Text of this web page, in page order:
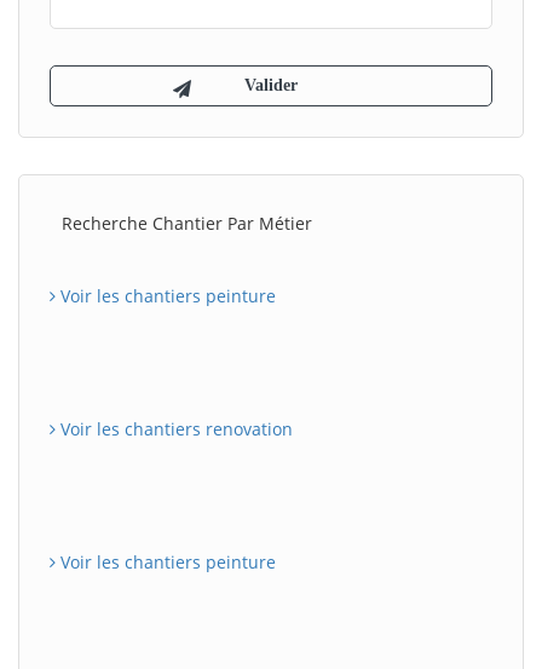
Recherche Chantier Par Métier
Voir les chantiers peinture
Voir les chantiers renovation
Voir les chantiers peinture